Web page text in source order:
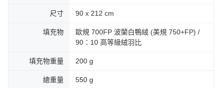
尺寸 90 x 212 cm
填充物
歐規 700FP 波蘭白鴨絨 (美規 750+FP) /
90：10 高等級絨羽比
填充物重量 200 g
總重量 550 g